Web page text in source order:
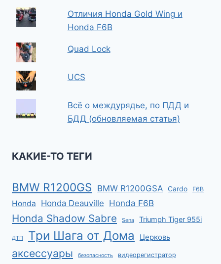
Отличия Honda Gold Wing и
Honda F6B
Quad Lock
UCS
Всё о междурядье, по ПДД и
БДД (обновляемая статья)
КАКИЕ-ТО ТЕГИ
BMW R1200GS BMW R1200GSA Cardo F6B
Honda Honda Deauville Honda F6B
Honda Shadow Sabre Sena Triumph Tiger 955i
ДТП Три Шага от Дома Церковь
аксессуары безопасность видеорегистратор